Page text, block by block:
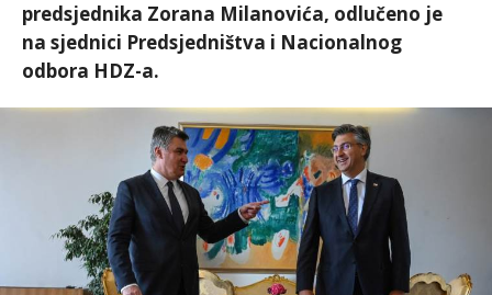
predsjednika Zorana Milanovića, odlučeno je
na sjednici Predsjedništva i Nacionalnog
odbora HDZ-a.